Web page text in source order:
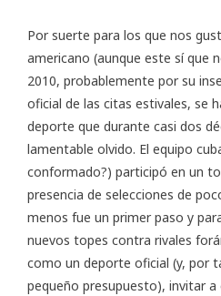
Por suerte para los que nos
americano (aunque este sí que
2010, probablemente por su
oficial de las citas estivales, se
deporte que durante casi dos
lamentable olvido. El equipo
conformado?) participó en un
presencia de selecciones de
menos fue un primer paso y
nuevos topes contra rivales
como un deporte oficial (y, por
pequeño presupuesto), invitar